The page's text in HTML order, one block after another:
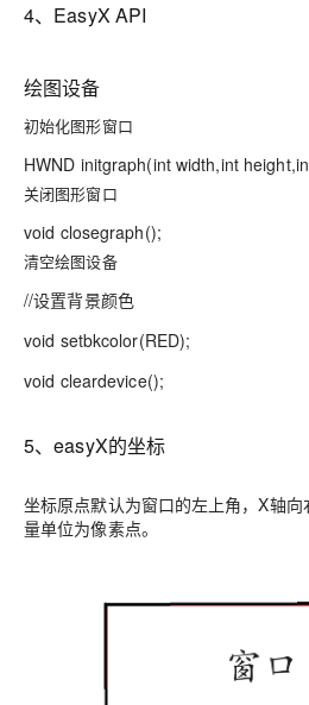
4、EasyX API
绘图设备
初始化图形窗口
HWND initgraph(int width,int
关闭图形窗口
void closegraph();
清空绘图设备
//设置背景颜色
void setbkcolor(RED);
void cleardevice();
5、easyX的坐标
坐标原点默认为窗口的左上角，X轴
量单位为像素点。